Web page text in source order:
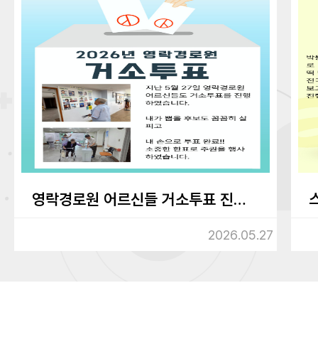
영락경로원 어르신들 거소투표 진행하였습니다.
2026.05.27